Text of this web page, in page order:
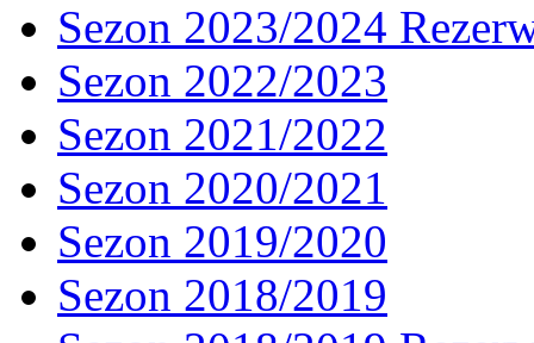
Sezon 2023/2024
Sezon 2022/2023
Sezon 2021/2022
Sezon 2020/2021
Sezon 2019/2020
Sezon 2018/2019